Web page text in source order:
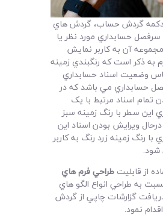
دکمه گردش حساب، گردش هاي
حسابداري مورد نظر يا
آن به کاربر نمايش
به ذکر است که رنگبندي زمينه
وضعيت اسناد حسابداري
حسابداري مي باشد که در
تمام اسناد مرتبط با يک
اين سطر با رنگ زمينه سبز
ويرايش بودن اسناد اين
رنگ زمينه زرد رنگ به کاربر
شود.
از قابليت طراحي فرم هاي
به طراحي انواع الگو هاي
گزارشات چاپي از گردش
نمود.